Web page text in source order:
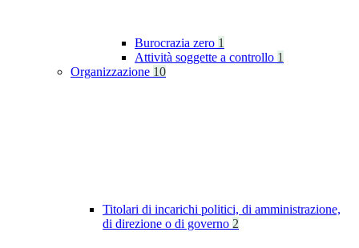
Burocrazia zero 1
Attività soggette a controllo 1
Organizzazione 10
Titolari di incarichi politici, di amministrazione,
di direzione o di governo 2